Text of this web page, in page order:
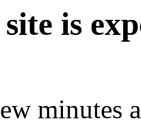
is
minutes